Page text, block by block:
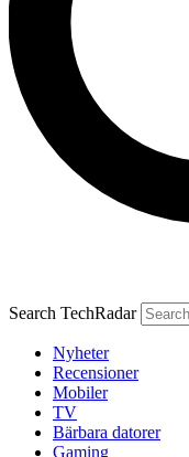
Search TechRadar
Nyheter
Recensioner
Mobiler
TV
Bärbara datorer
Gaming